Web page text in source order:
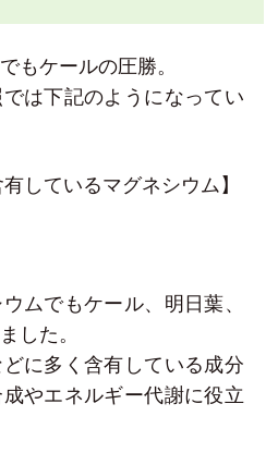
もケールの圧勝。
は下記のようになってい
しているマグネシウム】
ムでもケール、明日葉、
した。
に多く含有している成分
やエネルギー代謝に役立